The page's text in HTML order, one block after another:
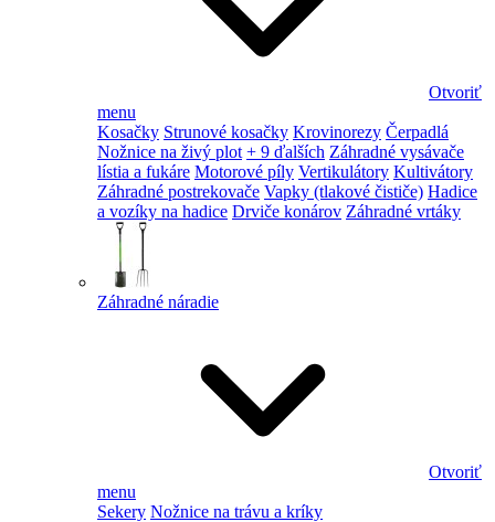
Otvoriť
menu
Kosačky Strunové kosačky Krovinorezy Čerpadlá
Nožnice na živý plot + 9 ďalších Záhradné vysávače
lístia a fukáre Motorové píly Vertikulátory Kultivátory
Záhradné postrekovače Vapky (tlakové čističe) Hadice
a vozíky na hadice Drviče konárov Záhradné vrtáky
Záhradné náradie
Otvoriť
menu
Sekery Nožnice na trávu a kríky